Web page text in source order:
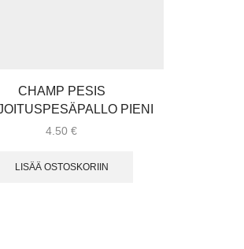
CHAMP PESIS
PIENI
4.50€
LISÄÄ OSTOSKORIIN